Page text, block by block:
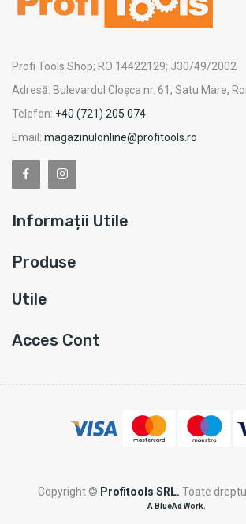
Profi Tools Shop; RO 14422129; J30/49/2002
Adresă: Bulevardul Cloșca nr. 61, Satu Mare,
Telefon: +40 (721) 205 074
Email: magazinulonline@profitools.ro
Informații Utile
Produse
Utile
Acces Cont
Copyright © Profitools SRL. Toate
A BlueAd Work.